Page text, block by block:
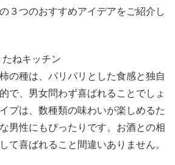
３つのおすすめアイデアをご紹介し
ねキッチン
の種は、パリパリとした食感と独自
で、男女問わず喜ばれることでしょ
プは、数種類の味わいが楽しめるた
男性にもぴったりです。お酒との相
て喜ばれること間違いありません。